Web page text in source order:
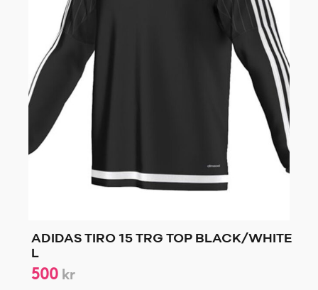
ADIDAS TIRO 15 TRG TOP BLACK/WHITE
L
500 kr